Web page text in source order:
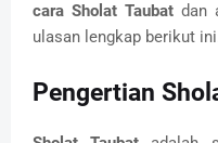
cara Sholat Taubat dan
ulasan lengkap berikut
Pengertian